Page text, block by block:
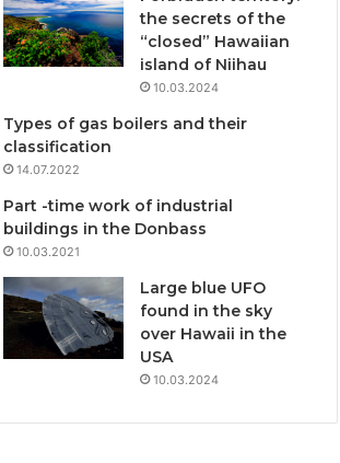
the secrets of the
“closed” Hawaiian
island of Niihau
10.03.2024
Types of gas boilers and their
classification
14.07.2022
Part -time work of industrial
buildings in the Donbass
10.03.2021
Large blue UFO
found in the sky
over Hawaii in the
USA
10.03.2024